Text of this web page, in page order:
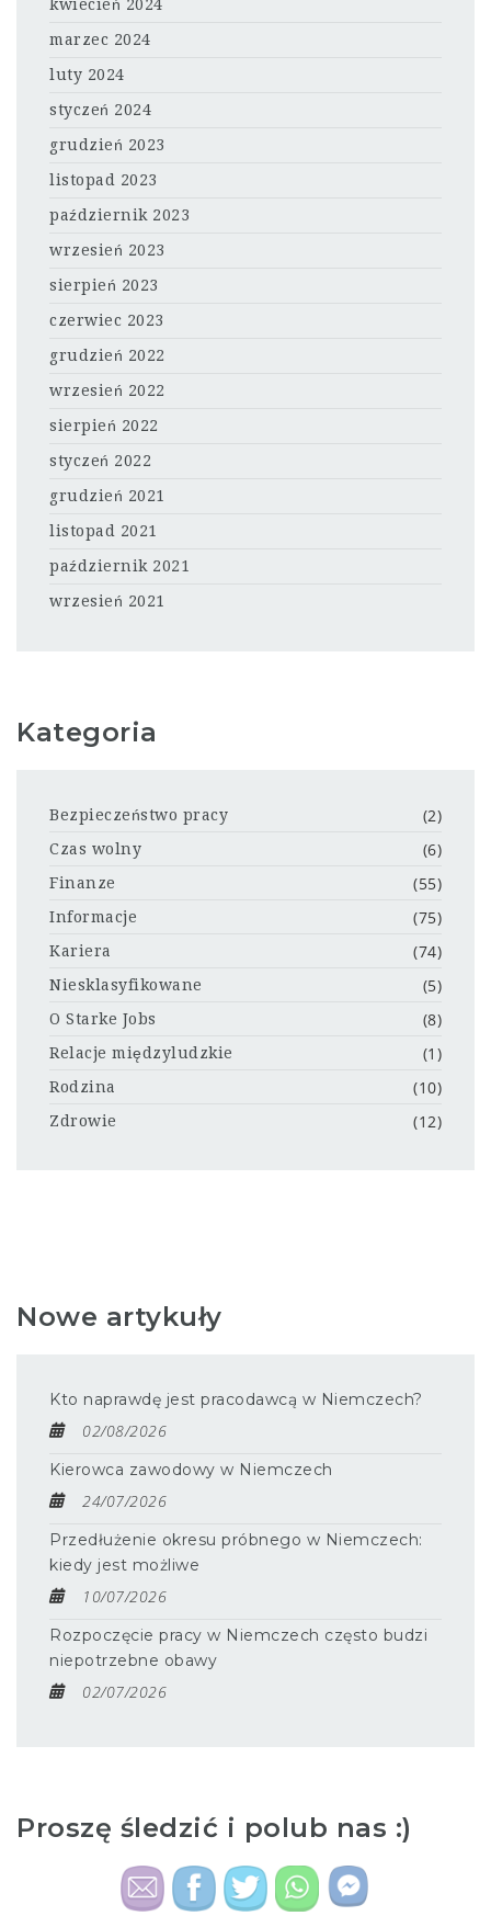
kwiecień 2024
marzec 2024
luty 2024
styczeń 2024
grudzień 2023
listopad 2023
październik 2023
wrzesień 2023
sierpień 2023
czerwiec 2023
grudzień 2022
wrzesień 2022
sierpień 2022
styczeń 2022
grudzień 2021
listopad 2021
październik 2021
wrzesień 2021
Kategoria
Bezpieczeństwo pracy (2)
Czas wolny (6)
Finanze (55)
Informacje (75)
Kariera (74)
Niesklasyfikowane (5)
O Starke Jobs (8)
Relacje międzyludzkie (1)
Rodzina (10)
Zdrowie (12)
Nowe artykuły
Kto naprawdę jest pracodawcą w Niemczech?
02/08/2026
Kierowca zawodowy w Niemczech
24/07/2026
Przedłużenie okresu próbnego w Niemczech:
kiedy jest możliwe
10/07/2026
Rozpoczęcie pracy w Niemczech często budzi
niepotrzebne obawy
02/07/2026
Proszę śledzić i polub nas :)